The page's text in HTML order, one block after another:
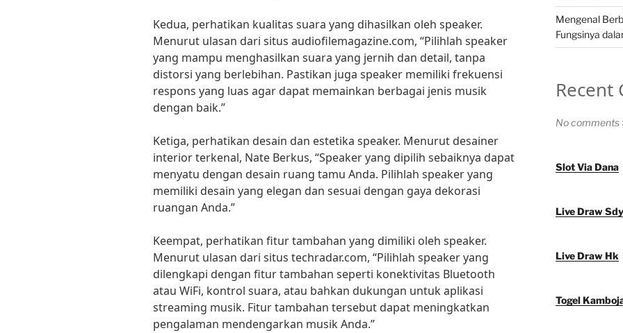
Kedua, perhatikan kualitas suara yang dihasilkan oleh speaker.
Menurut ulasan dari situs audiofilemagazine.com, “Pilihlah speaker
yang mampu menghasilkan suara yang jernih dan detail, tanpa
distorsi yang berlebihan. Pastikan juga speaker memiliki frekuensi
respons yang luas agar dapat memainkan berbagai jenis musik
dengan baik.”
Ketiga, perhatikan desain dan estetika speaker. Menurut desainer
interior terkenal, Nate Berkus, “Speaker yang dipilih sebaiknya dapat
menyatu dengan desain ruang tamu Anda. Pilihlah speaker yang
memiliki desain yang elegan dan sesuai dengan gaya dekorasi
ruangan Anda.”
Keempat, perhatikan fitur tambahan yang dimiliki oleh speaker.
Menurut ulasan dari situs techradar.com, “Pilihlah speaker yang
dilengkapi dengan fitur tambahan seperti konektivitas Bluetooth
atau WiFi, kontrol suara, atau bahkan dukungan untuk aplikasi
streaming musik. Fitur tambahan tersebut dapat meningkatkan
pengalaman mendengarkan musik Anda.”
Mengenal
Fungsinya
Recent
No comments
Slot Via Dana
Live Draw Sdy
Live Draw Hk
Togel